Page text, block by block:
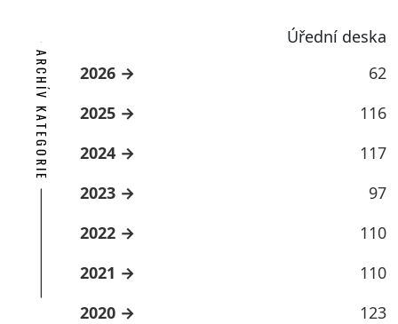
Úřední deska
ARCHÍV KATEGORIE 2026
62
2025
116
2024
117
2023
97
2022
110
2021
110
2020
123